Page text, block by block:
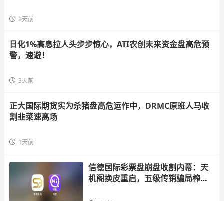
3天前
日化1%高息拉人头步步惊心，ATI农创未来资金盘高危预
警，速避！
3天前
正大国际期货实为杀猪盘高危运作中，DRMC原班人马收
割韭菜速离场
3天前
信德国际彩票盘崩盘收割内幕：天
机阁换皮重启，五级传销骗局榨干